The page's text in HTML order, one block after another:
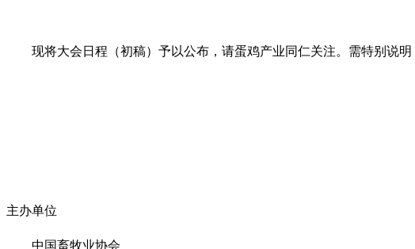
现将大会日程（初稿）予以公布，请蛋鸡产业同仁关注。需特别说
主办单位
中国畜牧业协会